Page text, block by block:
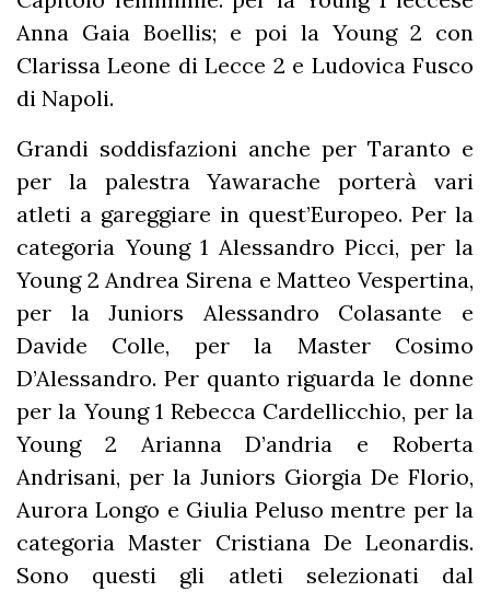
Anna Gaia Boellis; e poi la Young 2 con
Clarissa Leone di Lecce 2 e Ludovica Fusco
di Napoli.
Grandi soddisfazioni anche per Taranto e
per la palestra Yawarache porterà vari
atleti a gareggiare in quest’Europeo. Per la
categoria Young 1 Alessandro Picci, per la
Young 2 Andrea Sirena e Matteo Vespertina,
per la Juniors Alessandro Colasante e
Davide Colle, per la Master Cosimo
D’Alessandro. Per quanto riguarda le donne
per la Young 1 Rebecca Cardellicchio, per la
Young 2 Arianna D’andria e Roberta
Andrisani, per la Juniors Giorgia De Florio,
Aurora Longo e Giulia Peluso mentre per la
categoria Master Cristiana De Leonardis.
Sono questi gli atleti selezionati dal